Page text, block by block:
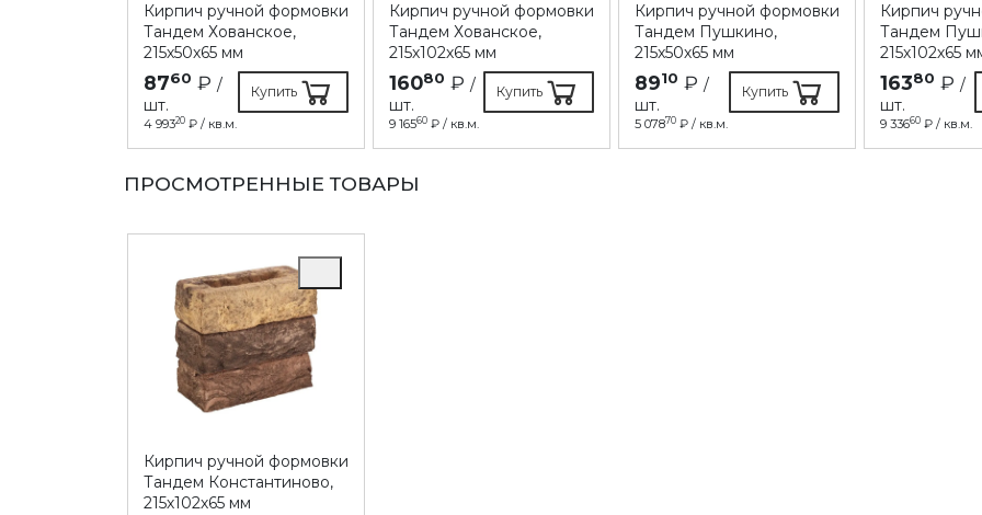
Кирпич ручной формовки
Тандем Хованское,
215х50х65 мм
8760 ₽ /
шт.
4 99320 ₽ / кв.м.
Купить
Кирпич ручной формовки
Тандем Хованское,
215х102х65 мм
16080 ₽ /
шт.
9 16560 ₽ / кв.м.
Купить
Кирпич ручной формовки
Тандем Пушкино,
215х50х65 мм
8910 ₽ /
шт.
5 07870 ₽ / кв.м.
Купить
Кирпич
Тандем
215х102х65
16380 ₽ /
шт.
9 33660 ₽ / кв.м.
ПРОСМОТРЕННЫЕ ТОВАРЫ
Кирпич ручной формовки
Тандем Константиново,
215х102х65 мм